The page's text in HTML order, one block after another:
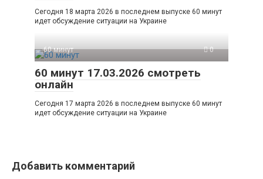
Сегодня 18 марта 2026 в последнем выпуске 60 минут
идет обсуждение ситуации на Украине
60 минут 0
60 минут 17.03.2026 смотреть
онлайн
Сегодня 17 марта 2026 в последнем выпуске 60 минут
идет обсуждение ситуации на Украине
Добавить комментарий